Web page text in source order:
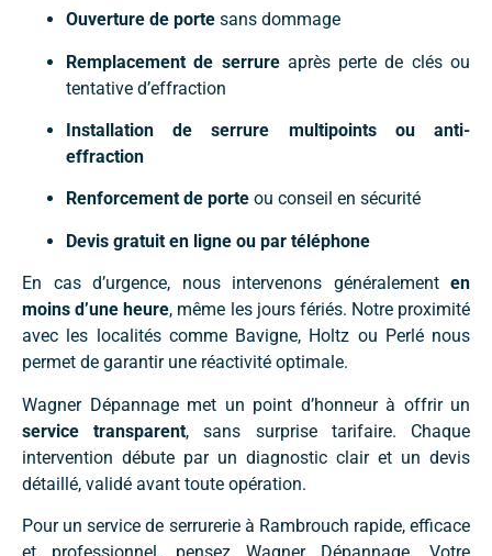
Ouverture de porte sans dommage
Remplacement de serrureaprès perte de clés ou
tentative d’effraction
Installation de serrure multipoints ou anti-
effraction
Renforcement de porte ou conseil en sécurité
Devis gratuit en ligne ou par téléphone
En cas d’urgence, nous intervenons généralement en
moins d’une heure, même les jours fériés. Notre proximité
avec les localités comme Bavigne, Holtz ou Perlé nous
permet de garantir une réactivité optimale.
Wagner Dépannage met un point d’honneur à offrir un
service transparent, sans surprise tarifaire. Chaque
intervention débute par un diagnostic clair et un devis
détaillé, validé avant toute opération.
Pour un service de serrurerie à Rambrouch rapide, efficace